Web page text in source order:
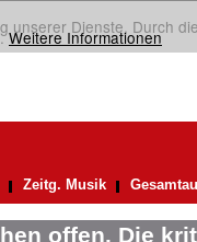
unserer Dienste. Durch
Weitere Informationen
Zeitg. Musik
offen. Die